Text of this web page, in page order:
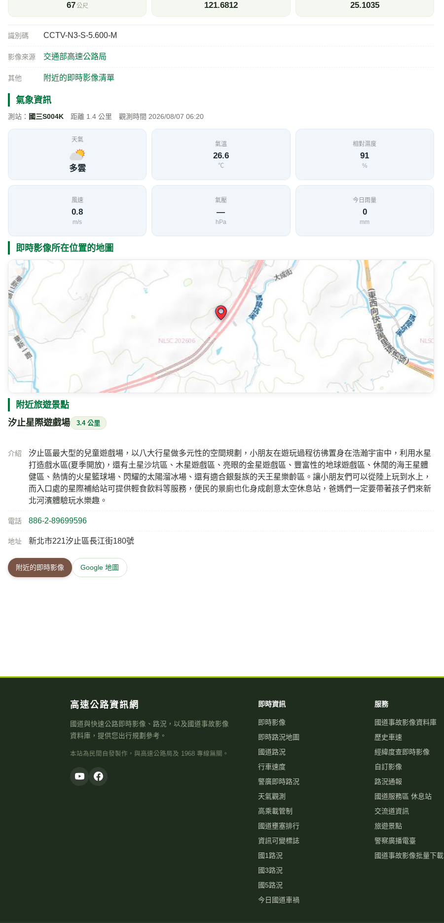
67公尺 121.6812 25.1035
識別碼 CCTV-N3-S-5.600-M
影像來源 交通部高速公路局
其他 附近的即時影像清單
氣象資訊
測站： 國三S004K 距離 1.4 公里 觀測時間 2026/08/07 06:20
天氣
多雲
氣溫
26.6
℃
相對濕度
91
%
風速
0.8
m/s
氣壓
—
hPa
今日雨量
0
mm
即時影像所在位置的地圖
附近旅遊景點
汐止星際遊戲場 3.4 公里
介紹
汐止區最大型的兒童遊戲場，以八大行星做多元性的空間規劃，小朋友在遊玩過程彷彿置身在浩瀚宇宙中，利用水星
打造戲水區(夏季開放)，還有土星沙坑區、木星遊戲區、亮眼的金星遊戲區、豐富性的地球遊戲區、休閒的海王星體
健區、熱情的火星籃球場、閃耀的太陽溜冰場、還有適合銀髮族的天王星樂齡區。讓小朋友們可以從陸上玩到水上，
而入口處的星際補給站可提供輕食飲料等服務，便民的景廁也化身成創意太空休息站，爸媽們一定要帶著孩子們來新
北河濱體驗玩水樂趣。
電話 886-2-89699596
地址 新北市221汐止區長江街180號
附近的即時影像 Google 地圖
高速公路資訊網
國道與快速公路即時影像、路況，以及國道事故影像
資料庫，提供您出行規劃參考。
本站為民間自發製作，與高速公路局及 1968 專線無關。
即時資訊
即時影像
即時路況地圖
國道路況
行車速度
警廣即時路況
天氣觀測
高乘載管制
國道壅塞排行
資訊可變標誌
國1路況
國3路況
國5路況
今日國道車禍
服務
國道事故影像資料庫
歷史車速
經緯度查即時影像
自訂影像
路況通報
國道服務區 休息站
交流道資訊
旅遊景點
警察廣播電臺
國道事故影像批量下載